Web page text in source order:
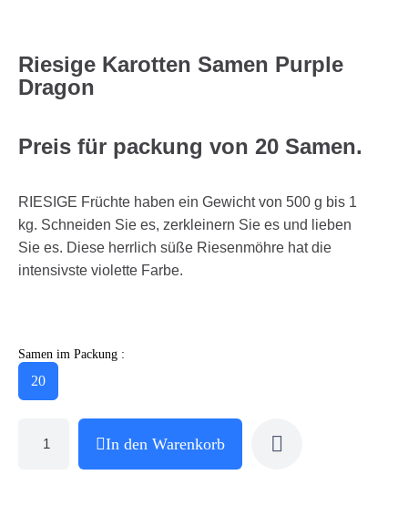
Riesige Karotten Samen Purple
Dragon
Preis für packung von 20 Samen.
RIESIGE Früchte haben ein Gewicht von 500 g bis 1
kg. Schneiden Sie es, zerkleinern Sie es und lieben
Sie es. Diese herrlich süße Riesenmöhre hat die
intensivste violette Farbe.
Samen im Packung :
20
In den Warenkorb